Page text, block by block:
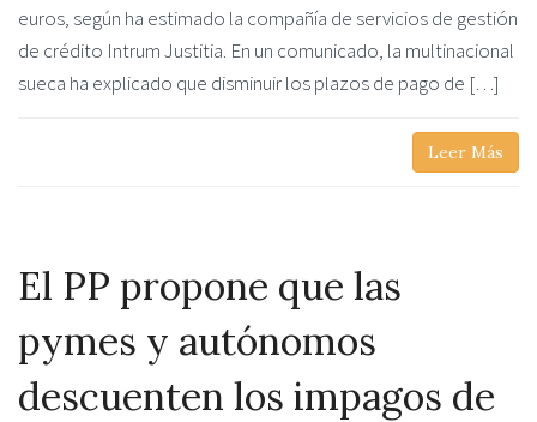
euros, según ha estimado la compañía de servicios de gestión
de crédito Intrum Justitia. En un comunicado, la multinacional
sueca ha explicado que disminuir los plazos de pago de […]
Leer Más
El PP propone que las
pymes y autónomos
descuenten los impagos de